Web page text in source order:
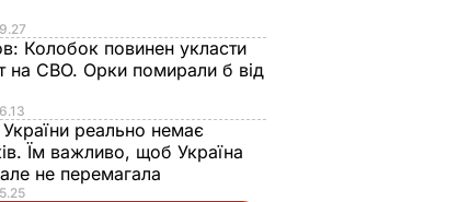
Колобок повинен укласти
на СВО. Орки помирали б від
реально немає
Їм важливо, щоб Україна
не перемагала